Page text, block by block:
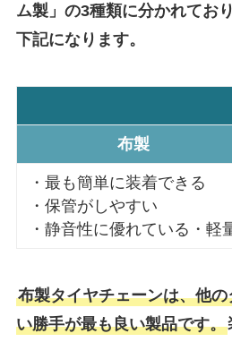
ム製」の3種類に分かれてお
下記になります。
布製
・最も簡単に装着できる
・保管がしやすい
・静音性に優れている・軽
布製タイヤチェーンは、他
い勝手が最も良い製品です。